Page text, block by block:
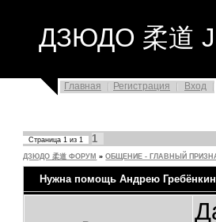
ДЗЮДО 柔道
Главная Регистрация Вход
Страница1 из1 1
ДЗЮДО 柔道 ФОРУМ » ОБЩЕНИЕ - ГЛАВНЫЙ
Нужна помощь Андрею